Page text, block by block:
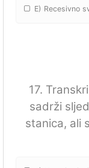
E) Recesivno
17.
sadrži
stanica, ali